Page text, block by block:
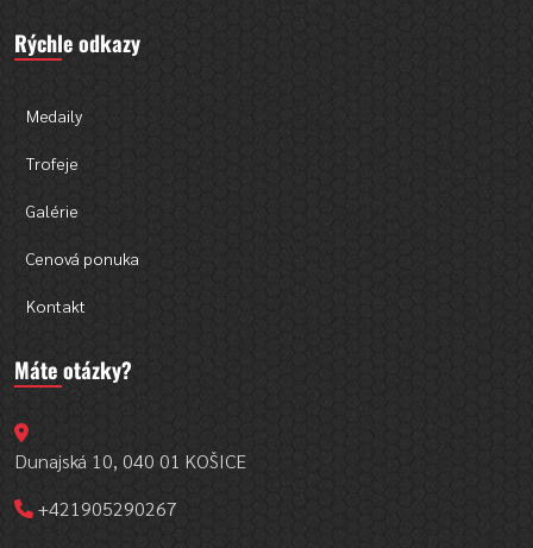
Rýchle odkazy
Medaily
Trofeje
Galérie
Cenová ponuka
Kontakt
Máte otázky?
Dunajská 10, 040 01 KOŠICE
+421905290267